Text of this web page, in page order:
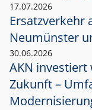
17.07.2026
Ersatzverkehr
Neumünster
30.06.2026
AKN
Zukunft –